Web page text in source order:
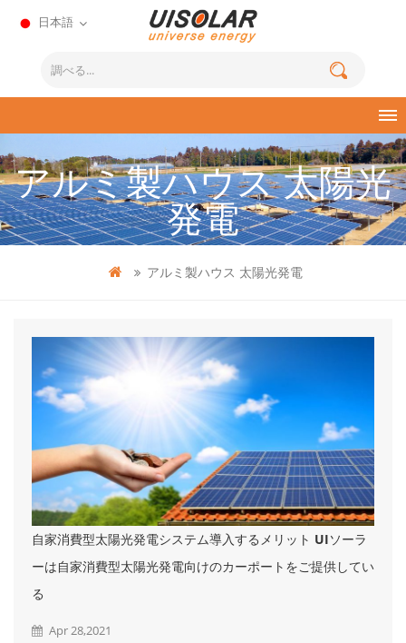
日本語
アルミ製ハウス 太陽光
発電
アルミ製ハウス 太陽光発電
自家消費型太陽光発電システム導入するメリット UIソーラ
ーは自家消費型太陽光発電向けのカーポートをご提供してい
る
Apr 28,2021